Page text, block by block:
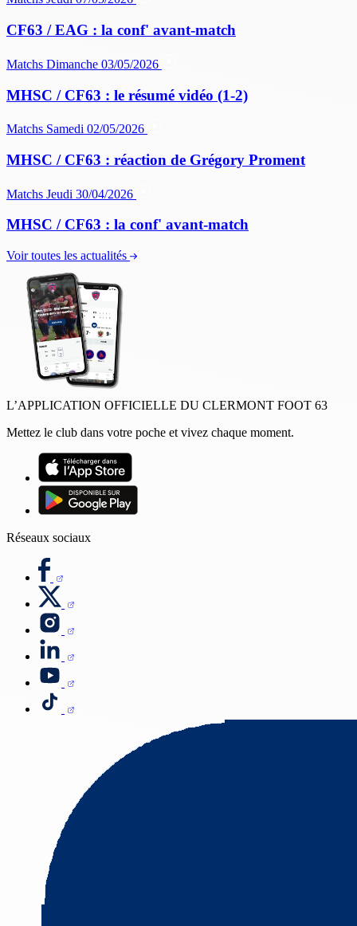
CF63 / EAG : la conf' avant-match
Matchs Dimanche 03/05/2026
MHSC / CF63 : le résumé vidéo (1-2)
Matchs Samedi 02/05/2026
MHSC / CF63 : réaction de Grégory Proment
Matchs Jeudi 30/04/2026
MHSC / CF63 : la conf' avant-match
Voir toutes les actualités
L’APPLICATION OFFICIELLE DU CLERMONT FOOT 63
Mettez le club dans votre poche et vivez chaque moment.
Réseaux sociaux